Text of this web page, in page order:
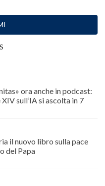
ora anche in podcast:
XIV sull’IA si ascolta in 7
il nuovo libro sulla pace
del Papa